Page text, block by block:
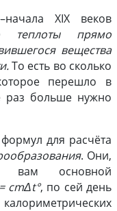
XIX веков
теплоты прямо
вещества
То есть во сколько
перешло в
раз больше нужно
для расчёта
. Они,
вам основной
cmΔt°, по сей день